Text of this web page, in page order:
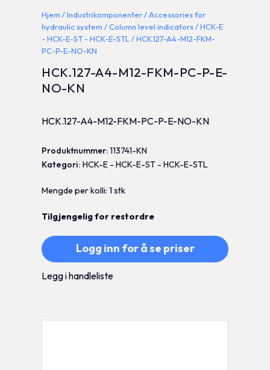
Hjem /Industrikomponenter/ Accessories for
hydraulic system /Column level indicators/HCK-E
- HCK-E-ST - HCK-E-STL / HCK.127-A4-M12-FKM-
PC-P-E-NO-KN
HCK.127-A4-M12-FKM-PC-P-E-
NO-KN
HCK.127-A4-M12-FKM-PC-P-E-NO-KN
Produktnummer:113741-KN
Kategori:HCK-E - HCK-E-ST - HCK-E-STL
Mengde per kolli: 1 stk
Tilgjengelig for restordre
Logg inn for å se priser
Legg i handleliste